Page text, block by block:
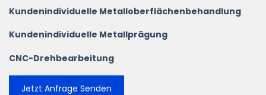
Kundenindividuelle Metalloberflächenbehandlung
Kundenindividuelle Metallprägung
CNC-Drehbearbeitung
Jetzt Anfrage Senden